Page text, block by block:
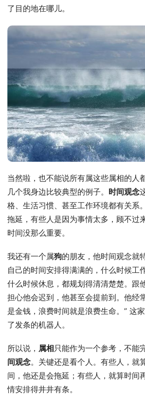
了目的地在哪儿。
当然啦，也不能说所有属这些属相的人
几个我身边比较典型的例子。 时间观念
格、生活习惯、甚至工作环境都有关系
拖延，有些人是因为事情太多，顾不过
时间没那么重要。
我还有一个属狗的朋友，他时间观念就
自己的时间安排得满满的，什么时候工
什么时候休息，都规划得清清楚楚。跟
担心他会迟到，他甚至会提前到。他经
是金钱，浪费时间就是浪费生命。” 这
了发条的机器人。
所以说， 属相 只能作为一个参考，不能
间观念。关键还是看个人。有些人，就
间，他还是会拖延；有些人，就算时间
情安排得井井有条。